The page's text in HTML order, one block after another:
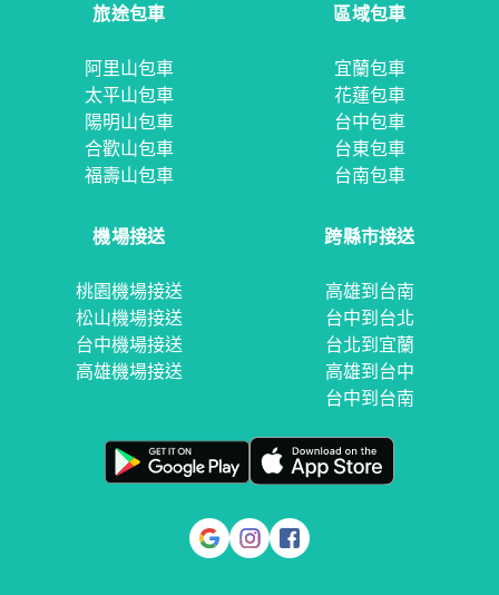
旅途包車
阿里山包車
太平山包車
陽明山包車
合歡山包車
福壽山包車
區域包車
宜蘭包車
花蓮包車
台中包車
台東包車
台南包車
機場接送
桃園機場接送
松山機場接送
台中機場接送
高雄機場接送
跨縣市接送
高雄到台南
台中到台北
台北到宜蘭
高雄到台中
台中到台南